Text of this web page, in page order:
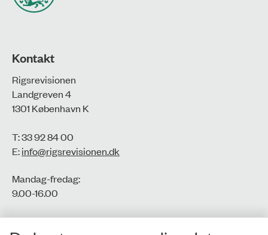
Kontakt
Rigsrevisionen
Landgreven 4
1301 København K
T: 33 92 84 00
E:info@rigsrevisionen.dk
Mandag-fredag:
9.00-16.00​
CVR-nr.: 77806113